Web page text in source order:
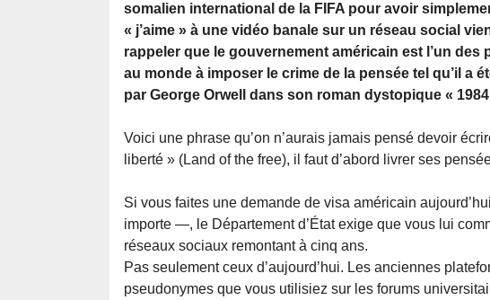
somalien international de la FIFA pour avoir
« j’aime » à une vidéo banale sur un réseau social
rappeler que le gouvernement américain est l’un des
au monde à imposer le crime de la pensée tel qu’il a
par George Orwell dans son roman dystopique «
Voici une phrase qu’on n’aurais jamais pensé devoir
liberté » (Land of the free), il faut d’abord livrer ses
Si vous faites une demande de visa américain
importe —, le Département d’État exige que vous lui
réseaux sociaux remontant à cinq ans.
Pas seulement ceux d’aujourd’hui. Les anciennes
pseudonymes que vous utilisiez sur les forums